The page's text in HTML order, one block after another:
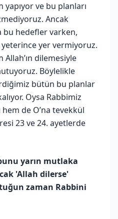
ve bu planları
Ancak
bu hedefler varken,
yer vermiyoruz.
Allah’ın dilemesiyle
Böylelikle
bütün bu planlar
Oysa Rabbimiz
de O’na tevekkül
23 ve 24. ayetlerde
yarın mutlaka
'Allah dilerse'
zaman Rabbini